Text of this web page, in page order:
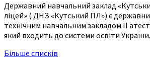
Державний навчальний заклад
ліцей» ( ДНЗ «Кутський ПЛ») є
технічним навчальним закладом ІІ
який входить до системи освіти України.
Більше списків